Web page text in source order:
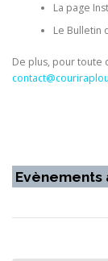
La page
Le Bulletin
De plus, pour toute
Evènements